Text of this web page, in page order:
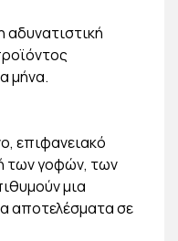
αδυνατιστική
μήνα.
επιφανειακό
των γοφών, των
μια
αποτελέσματα σε